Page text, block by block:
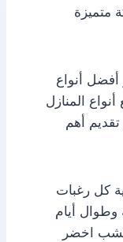
متميزة
أنواع
المنازل
تقديم أهم
كل رغبات
على مدار 24 ساعة وطوال أيام
عشب اخضر